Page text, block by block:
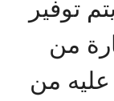
توفير
من
من